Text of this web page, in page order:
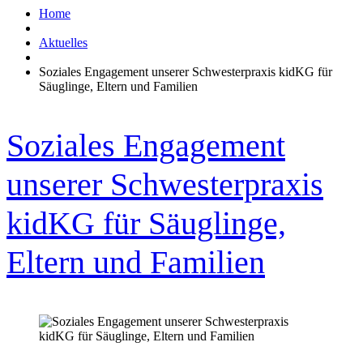
Home
Aktuelles
Soziales Engagement unserer Schwesterpraxis kidKG für
Säuglinge, Eltern und Familien
Soziales Engagement
unserer Schwesterpraxis
kidKG für Säuglinge,
Eltern und Familien